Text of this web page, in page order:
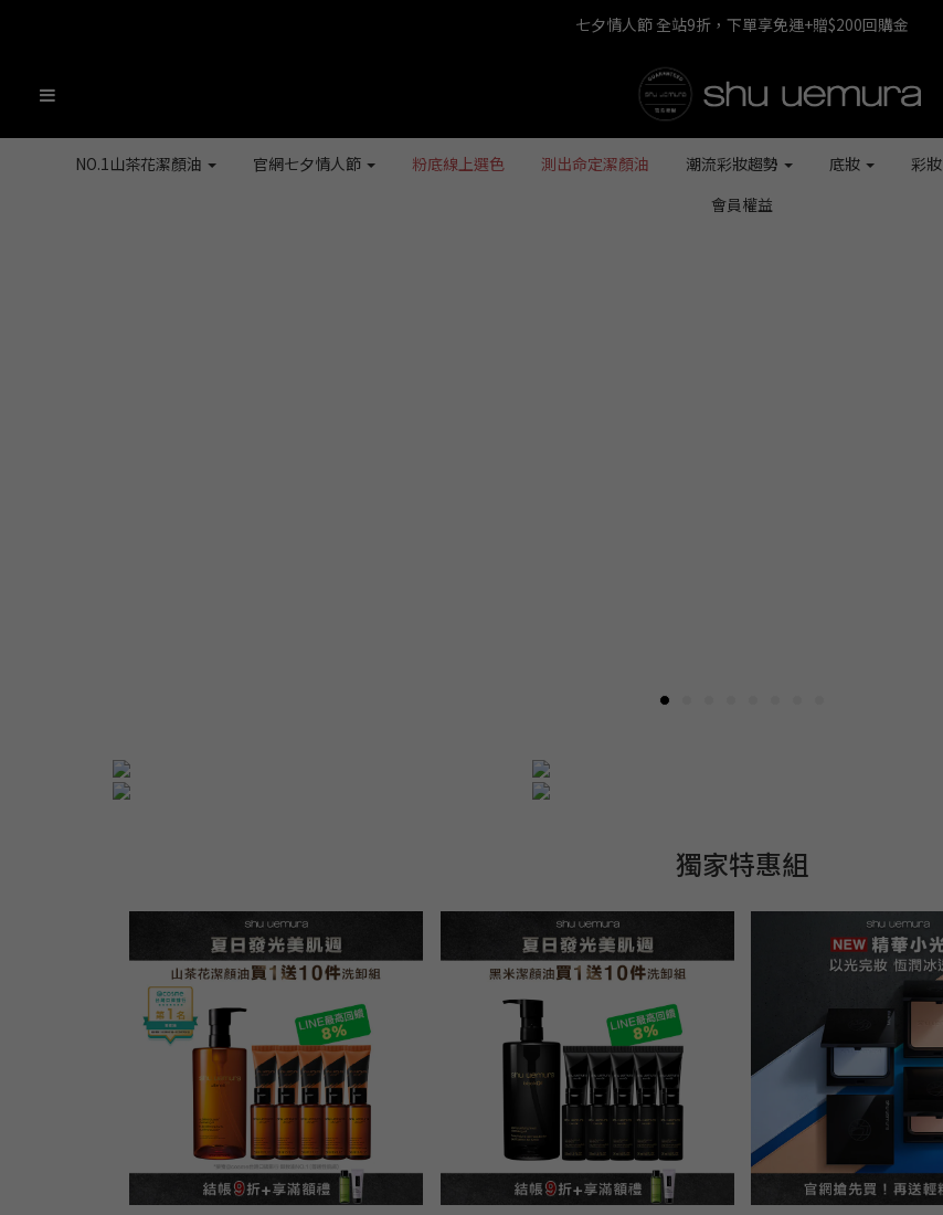
七夕情人節 全站9折，下單享免運+贈$200回購金
七夕情人節 全站9折，下單享免運+贈$200回購金
LINE最高回饋8%，滿$1,500限量贈抹茶潔顏油15ml
七夕情人節 全站9折，下單享免運+贈$200回購金
NO.1山茶花潔顏油 官網七夕情人節 粉底線上選色 測出命定潔顏油 潮流彩妝趨勢 底妝 彩妝
會員權益
獨家特惠組